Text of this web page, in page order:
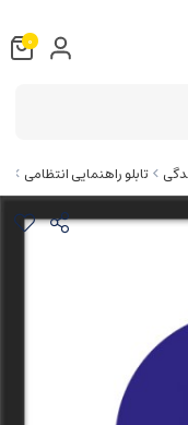
تابلو راهنمایی انتظامی
0